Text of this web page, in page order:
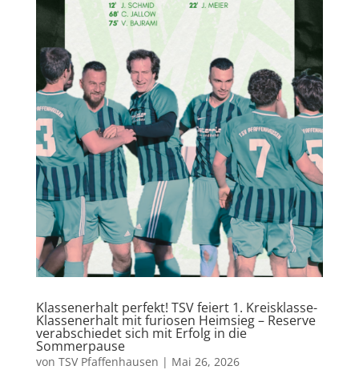
Klassenerhalt perfekt! TSV feiert 1. Kreisklasse-
Klassenerhalt mit furiosen Heimsieg – Reserve
verabschiedet sich mit Erfolg in die
Sommerpause
von TSV Pfaffenhausen | Mai 26, 2026